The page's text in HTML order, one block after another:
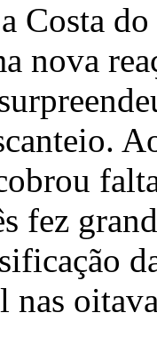
Costa
nova
fez
nas